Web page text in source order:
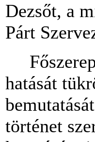
Dezsőt, a
Párt
hatását
történet